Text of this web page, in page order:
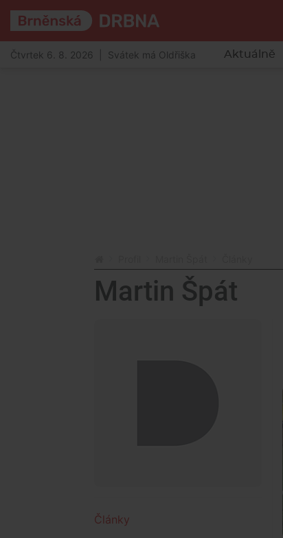
Čtvrtek 6. 8. 2026 | Svátek má Oldřiška Aktuálně
Martin Špát
Články